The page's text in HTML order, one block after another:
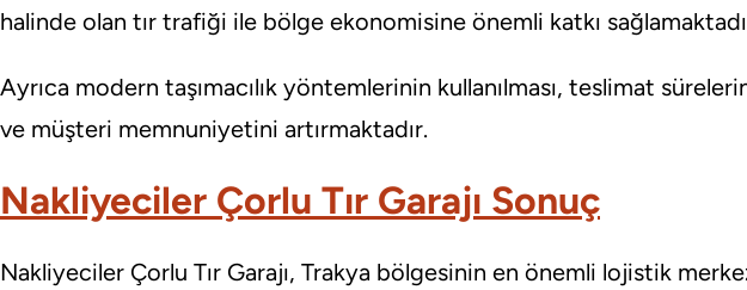
halinde olan tır trafiği ile bölge ekonomisine önemli katkı
Ayrıca modern taşımacılık yöntemlerinin kullanılması, teslimat
ve müşteri memnuniyetini artırmaktadır.
Nakliyeciler Çorlu Tır Garajı Sonuç
Nakliyeciler Çorlu Tır Garajı, Trakya bölgesinin en önemli lojistik